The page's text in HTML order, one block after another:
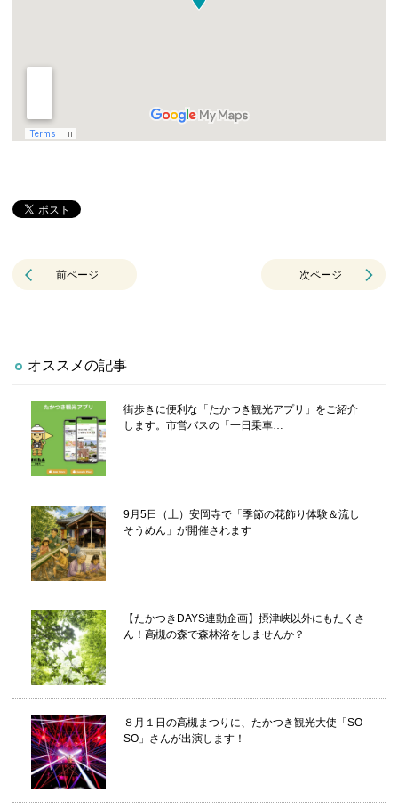
前ページ 次ページ
オススメの記事
街歩きに便利な「たかつき観光アプリ」をご紹介
します。市営バスの「一日乗車…
9月5日（土）安岡寺で「季節の花飾り体験＆流し
そうめん」が開催されます
【たかつきDAYS連動企画】摂津峡以外にもたくさ
ん！高槻の森で森林浴をしませんか？
８月１日の高槻まつりに、たかつき観光大使「SO-
SO」さんが出演します！